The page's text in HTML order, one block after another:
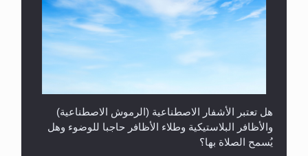
هل تعتبر الأشفار الاصطناعية (الرموش الاصطناعية)
والأظافر البلاستيكية وطلاء الأظافر حاجبا للوضوء وهل
يُسمح الصلاة بها؟